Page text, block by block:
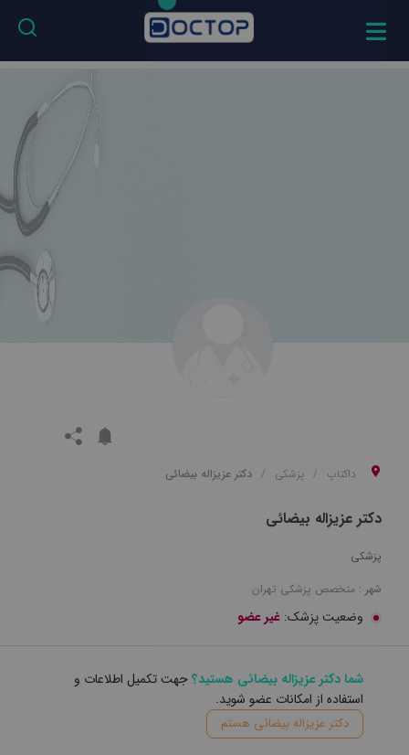
داکتاپ پزشکی دکتر عزیزاله بیضائی
دکتر عزیزاله بیضائی
پزشکی
شهر : متخصص پزشکی تهران
وضعیت پزشک: غیر عضو
شما دکتر عزیزاله بیضائی هستید؟جهت تکمیل اطلاعات و
استفاده از امکانات عضو شوید.
دکتر عزیزاله بیضائی هستم